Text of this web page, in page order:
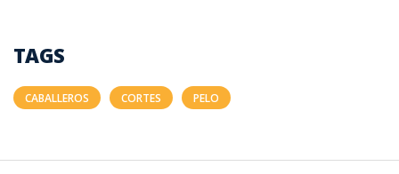
TAGS
CABALLEROS CORTES PELO